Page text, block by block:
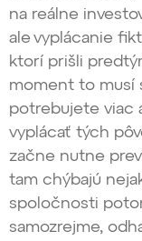
na reálne
ale vyplácanie
ktorí prišli
moment to musí
potrebujete viac
vyplácať tých
začne nutne
tam chýbajú
spoločnosti
samozrejme,